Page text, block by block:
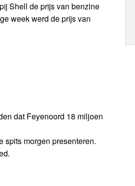
Shell de prijs van benzine
week werd de prijs van
dat Feyenoord 18 miljoen
spits morgen presenteren.